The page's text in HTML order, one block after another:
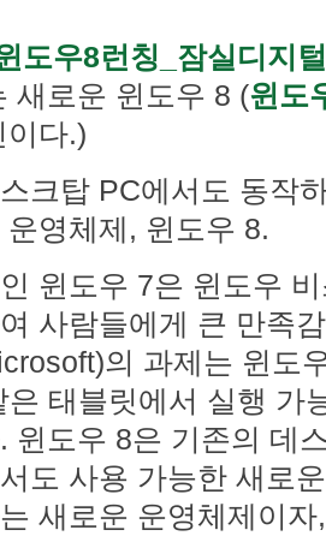
새로운 윈도우 8 (윈도
이다.)
크탑 PC에서도 동작
영체제, 윈도우 8.
윈도우 7은 윈도우
사람들에게 큰 만족
의 과제는 윈도
태블릿에서 실행 가
윈도우 8은 기존의 데
도 사용 가능한 새로
새로운 운영체제이